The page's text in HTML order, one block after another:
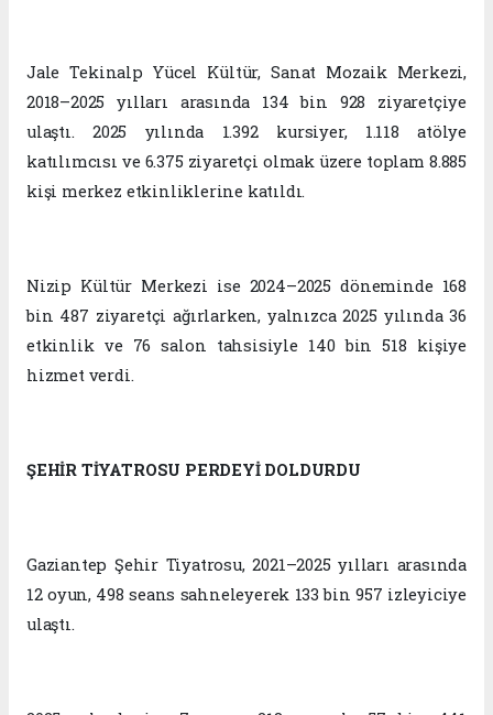
Jale Tekinalp Yücel Kültür, Sanat Mozaik Merkezi,
2018–2025 yılları arasında 134 bin 928 ziyaretçiye
ulaştı. 2025 yılında 1.392 kursiyer, 1.118 atölye
katılımcısı ve 6.375 ziyaretçi olmak üzere toplam 8.885
kişi merkez etkinliklerine katıldı.
Nizip Kültür Merkezi ise 2024–2025 döneminde 168
bin 487 ziyaretçi ağırlarken, yalnızca 2025 yılında 36
etkinlik ve 76 salon tahsisiyle 140 bin 518 kişiye
hizmet verdi.
ŞEHİR TİYATROSU PERDEYİ DOLDURDU
Gaziantep Şehir Tiyatrosu, 2021–2025 yılları arasında
12 oyun, 498 seans sahneleyerek 133 bin 957 izleyiciye
ulaştı.